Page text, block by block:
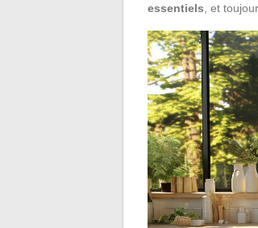
essentiels , et